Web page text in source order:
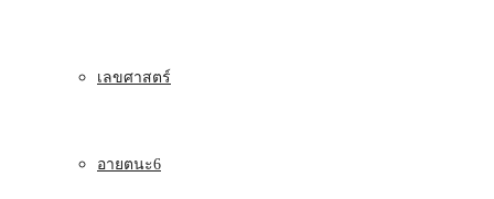
เลขศาสตร์
อายตนะ6